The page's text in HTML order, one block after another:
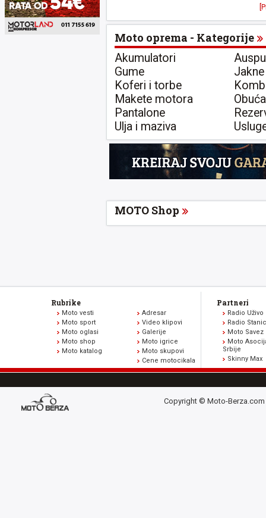
Moto oprema - Kategorije
Akumulatori
Gume
Koferi i torbe
Makete motora
Pantalone
Ulja i maziva
Jakne
Obuća
MOTO Shop
Rubrike
Moto vesti
Moto sport
Moto oglasi
Moto shop
Moto katalog
Adresar
Video klipovi
Galerije
Moto igrice
Moto skupovi
Cene motocikala
Partneri
Radio Uživo
Radio
Moto Savez
Moto
Srbije
Skinny Max
Copyright © Moto-Berza.com